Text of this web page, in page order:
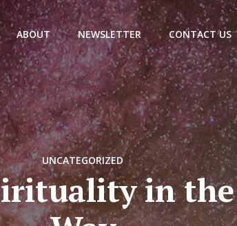
ABOUT NEWSLETTER CONTACT US
UNCATEGORIZED
in